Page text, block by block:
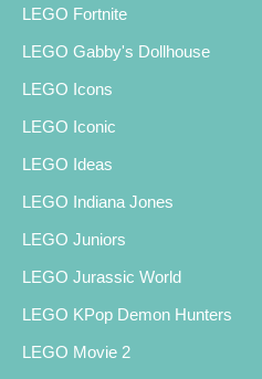
LEGO Fortnite
LEGO Gabby's Dollhouse
LEGO Icons
LEGO Iconic
LEGO Ideas
LEGO Indiana Jones
LEGO Juniors
LEGO Jurassic World
LEGO KPop Demon Hunters
LEGO Movie 2